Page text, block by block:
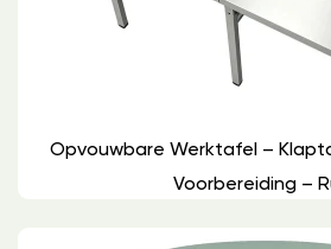
Opvouwbare Werktafel –
Voorbereiding –